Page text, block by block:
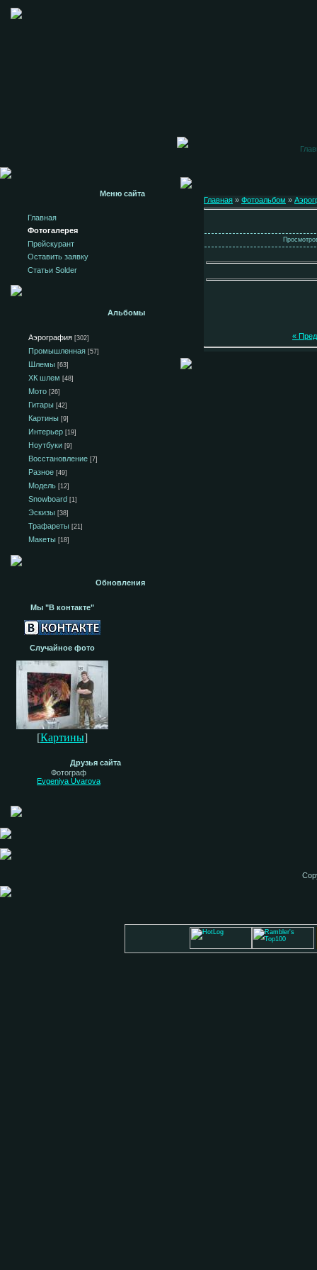
Меню сайта
Главная
Фотогалерея
Прейскурант
Оставить заявку
Статьи Solder
Альбомы
Аэрография [302]
Промышленная [57]
Шлемы [63]
ХК шлем [48]
Мото [26]
Гитары [42]
Картины [9]
Интерьер [19]
Ноутбуки [9]
Восстановление [7]
Разное [49]
Модель [12]
Snowboard [1]
Эскизы [38]
Трафареты [21]
Макеты [18]
Обновления
Мы "В контакте"
Случайное фото
[Картины]
Друзья сайта
Фотограф
Evgeniya Uvarova
Главная » Фотоальбом »
«